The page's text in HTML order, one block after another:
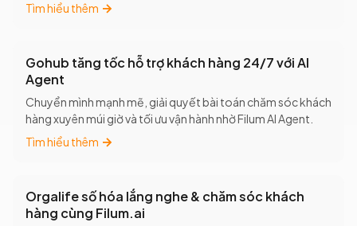
Tìm hiểu thêm
Gohub tăng tốc hỗ trợ khách hàng 24/7 với AI
Agent
Chuyển mình mạnh mẽ, giải quyết bài toán chăm sóc khách
hàng xuyên múi giờ và tối ưu vận hành nhờ Filum AI Agent.
Tìm hiểu thêm
Orgalife số hóa lắng nghe & chăm sóc khách
hàng cùng Filum.ai